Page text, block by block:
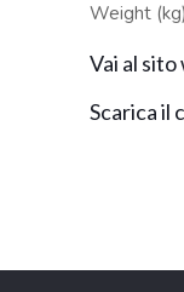
Weight
Vai al
Scarica il